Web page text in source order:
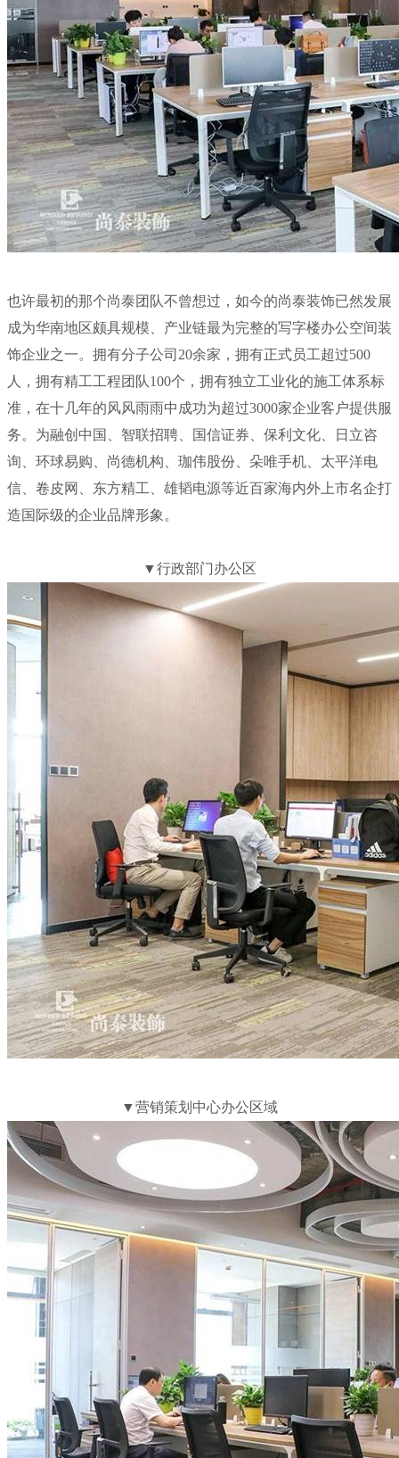
也许最初的那个尚泰团队不曾想过， 如今的尚泰装饰已然发展
成为华南地区颇具规模、产业链最为完整的写字楼办公空间装
饰企业之一。 拥有分子公司20余家，拥有正式员工超过500
人，拥有精工工程团队100个，拥有独立工业化的施工体系标
准，在十几年的风风雨雨中成功为超过3000家企业客户提供服
务。 为融创中国、智联招聘、国信证券、保利文化、日立咨
询、环球易购、尚德机构、珈伟股份、朵唯手机、太平洋电
信、卷皮网、东方精工、雄韬电源等近百家海内外上市名企打
造国际级的企业品牌形象。
▼行政部门办公区
▼营销策划中心办公区域